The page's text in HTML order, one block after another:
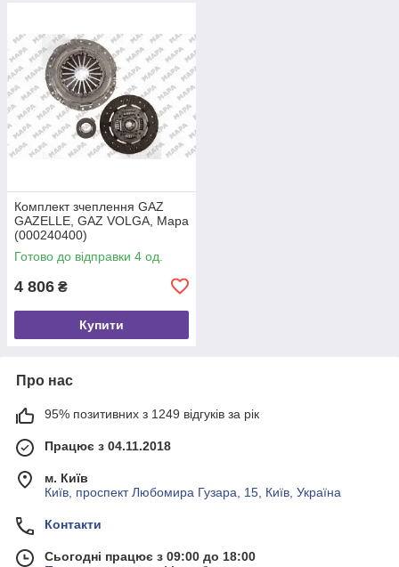
Комплект зчеплення GAZ
GAZELLE, GAZ VOLGA, Mapa
(000240400)
Готово до відправки 4 од.
4 806 ₴
Купити
Про нас
95% позитивних з 1249 відгуків за рік
Працює з 04.11.2018
м. Київ
Київ, проспект Любомира Гузара, 15, Київ, Україна
Контакти
Сьогодні працює з 09:00 до 18:00